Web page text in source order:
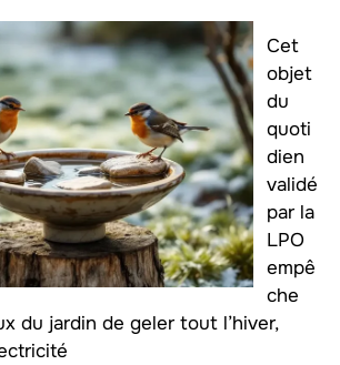
Cet
objet
du
quoti
dien
validé
par la
LPO
empê
che
du jardin de geler tout l’hiver,